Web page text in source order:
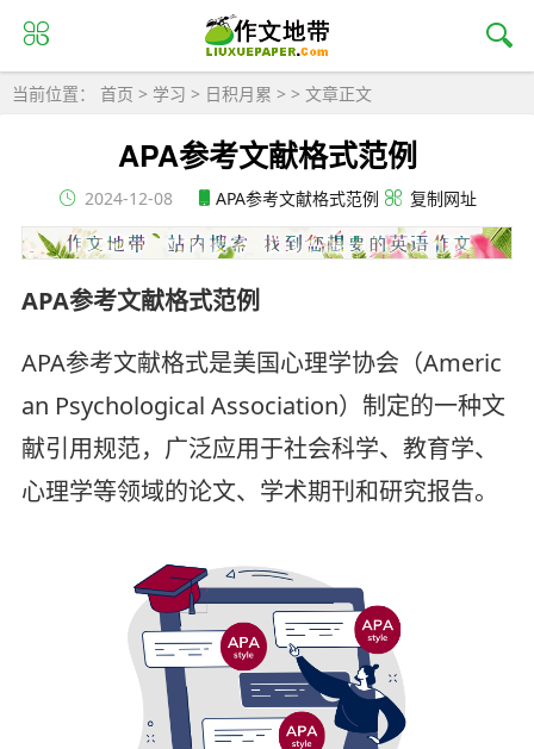
当前位置： 首页 > 学习 > 日积月累 > > 文章正文
APA参考文献格式范例
2024-12-08 APA参考文献格式范例 复制网址
APA参考文献格式范例
APA参考文献格式是美国心理学协会（Americ
an Psychological Association）制定的一种文
献引用规范，广泛应用于社会科学、教育学、
心理学等领域的论文、学术期刊和研究报告。